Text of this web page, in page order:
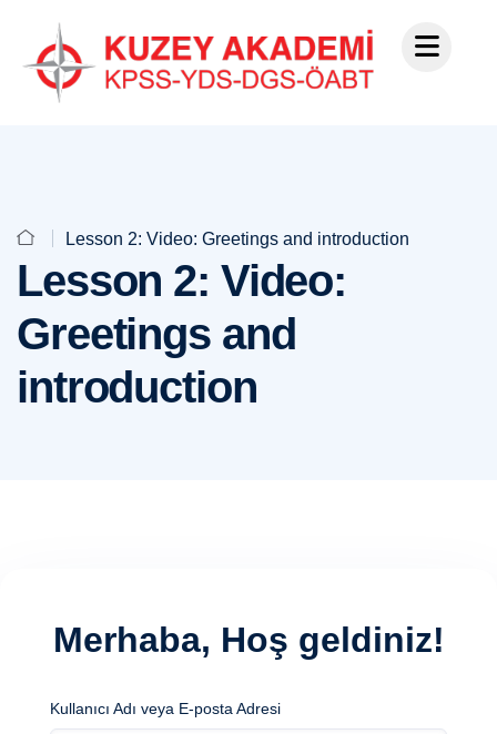
Lesson 2: Video: Greetings and introduction
Lesson 2: Video:
Greetings and
introduction
Merhaba, Hoş geldiniz!
Kullanıcı Adı veya E-posta Adresi